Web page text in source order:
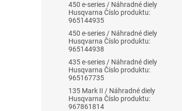
450 e-series / Náhradné diely
Husqvarna Číslo produktu:
965144935
450 e-series / Náhradné diely
Husqvarna Číslo produktu:
965144938
435 e-series / Náhradné diely
Husqvarna Číslo produktu:
965167735
135 Mark II / Náhradné diely
Husqvarna Číslo produktu:
967861814